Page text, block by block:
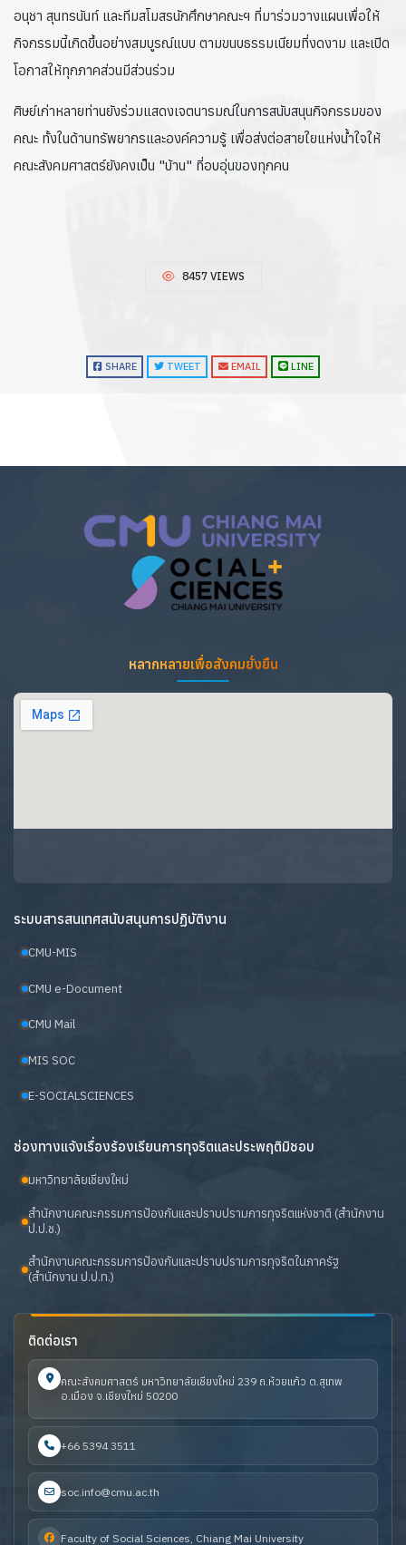
อนุชา สุนทรนันท์ และทีมสโมสรนักศึกษาคณะฯ ที่มาร่วมวางแผนเพื่อให้
กิจกรรมนี้เกิดขึ้นอย่างสมบูรณ์แบบ ตามขนบธรรมเนียมที่งดงาม และเปิด
โอกาสให้ทุกภาคส่วนมีส่วนร่วม
ศิษย์เก่าหลายท่านยังร่วมแสดงเจตนารมณ์ในการสนับสนุนกิจกรรมของ
คณะ ทั้งในด้านทรัพยากรและองค์ความรู้ เพื่อส่งต่อสายใยแห่งน้ำใจให้
คณะสังคมศาสตร์ยังคงเป็น "บ้าน" ที่อบอุ่นของทุกคน
8457 VIEWS
SHARE TWEET EMAIL LINE
หลากหลายเพื่อสังคมยั่งยืน
ระบบสารสนเทศสนับสนุนการปฏิบัติงาน
CMU-MIS
CMU e-Document
CMU Mail
MIS SOC
E-SOCIALSCIENCES
ช่องทางแจ้งเรื่องร้องเรียนการทุจริตและประพฤติมิชอบ
มหาวิทยาลัยเชียงใหม่
สำนักงานคณะกรรมการป้องกันและปราบปรามการทุจริตแห่งชาติ (สำนักงาน
ป.ป.ช.)
สำนักงานคณะกรรมการป้องกันและปราบปรามการทุจริตในภาครัฐ
(สำนักงาน ป.ป.ท.)
ติดต่อเรา
คณะสังคมศาสตร์ มหาวิทยาลัยเชียงใหม่ 239 ถ.ห้วยแก้ว ต.สุเทพ
อ.เมือง จ.เชียงใหม่ 50200
+66 5394 3511
soc.info@cmu.ac.th
Faculty of Social Sciences, Chiang Mai University